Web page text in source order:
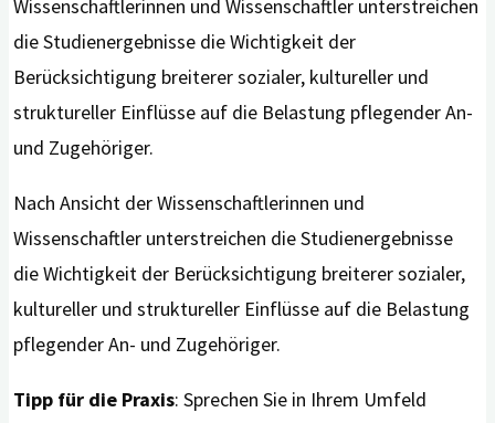
Wissenschaftlerinnen und Wissenschaftler unterstreichen
die Studienergebnisse die Wichtigkeit der
Berücksichtigung breiterer sozialer, kultureller und
struktureller Einflüsse auf die Belastung pflegender An-
und Zugehöriger.
Nach Ansicht der Wissenschaftlerinnen und
Wissenschaftler unterstreichen die Studienergebnisse
die Wichtigkeit der Berücksichtigung breiterer sozialer,
kultureller und struktureller Einflüsse auf die Belastung
pflegender An- und Zugehöriger.
Tipp für die Praxis: Sprechen Sie in Ihrem Umfeld